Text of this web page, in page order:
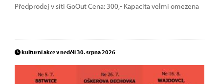
Předprodej v síti GoOut Cena: 300,- Kapacita velmi omezena
kulturní akce v neděli 30. srpna 2026